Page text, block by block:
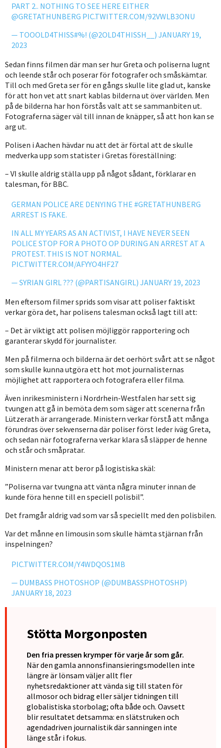
PART 2.. NOTHING TO SEE HERE EITHER
@GRETATHUNBERG PIC.TWITTER.COM/92VWLB3ONU
— TOOOLD4THISS#%! (@2OLD4THISSH__) JANUARY 19,
2023
Sedan finns filmen där man ser hur Greta och poliserna lugnt
och leende står och poserar för fotografer och småskämtar.
Till och med Greta ser för en gångs skulle lite glad ut, kanske
för att hon vet att snart kablas bilderna ut över världen. Men
på de bilderna har hon förstås valt att se sammanbiten ut.
Fotograferna säger väl till innan de knäpper, så att hon kan se
arg ut.
Polisen i Aachen hävdar nu att det är förtal att de skulle
medverka upp som statister i Gretas föreställning:
– VI skulle aldrig ställa upp på något sådant, förklarar en
talesman, för BBC.
GERMAN POLICE ARE DENYING THE #GRETATHUNBERG
ARREST IS FAKE.
IN ALL MY YEARS AS AN ACTIVIST, I HAVE NEVER SEEN
POLICE STOP FOR A PHOTO OP DURING AN ARREST AT A
PROTEST. THIS IS NOT NORMAL.
PIC.TWITTER.COM/AFYYO4HF27
— SYRIAN GIRL ??? (@PARTISANGIRL) JANUARY 19, 2023
Men eftersom filmer sprids som visar att poliser faktiskt
verkar göra det, har polisens talesman också lagt till att:
– Det är viktigt att polisen möjliggör rapportering och
garanterar skydd för journalister.
Men på filmerna och bilderna är det oerhört svårt att se något
som skulle kunna utgöra ett hot mot journalisternas
möjlighet att rapportera och fotografera eller filma.
Även inrikesministern i Nordrhein-Westfalen har sett sig
tvungen att gå in bemöta dem som säger att scenerna från
Lützerath är arrangerade. Ministern verkar förstå att många
förundras över sekvenserna där poliser först leder iväg Greta,
och sedan när fotograferna verkar klara så släpper de henne
och står och småpratar.
Ministern menar att beror på logistiska skäl:
”Poliserna var tvungna att vänta några minuter innan de
kunde föra henne till en speciell polisbil”.
Det framgår aldrig vad som var så speciellt med den polisbilen.
Var det månne en limousin som skulle hämta stjärnan från
inspelningen?
PIC.TWITTER.COM/Y4WDQOS1MB
— DUMBASS PHOTOSHOP (@DUMBASSPHOTOSHP)
JANUARY 18, 2023
Stötta Morgonposten
Den fria pressen krymper för varje år som går.
När den gamla annonsfinansieringsmodellen inte
längre är lönsam väljer allt fler
nyhetsredaktioner att vända sig till staten för
allmosor och bidrag eller säljer tidningen till
globalistiska storbolag; ofta både och. Oavsett
blir resultatet detsamma: en slätstruken och
agendadriven journalistik där sanningen inte
länge står i fokus.